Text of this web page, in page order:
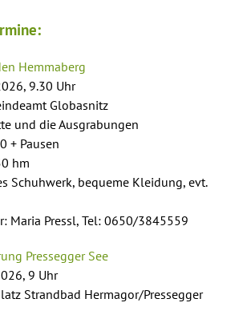
Hemmaberg
9.30 Uhr
Globasnitz
und die Ausgrabungen
+ Pausen
hm
Schuhwerk, bequeme Kleidung, evt.
Maria Pressl, Tel: 0650/3845559
Pressegger See
9 Uhr
Strandbad Hermagor/Pressegger